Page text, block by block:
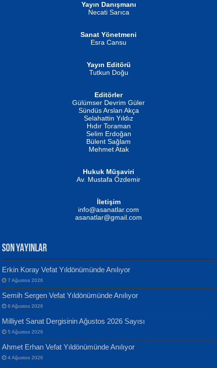
İSMAİL OKUTAN
Erkeklerin Kahrolması Ne Demektir
MUSTAFA KELOĞLU
Yarına İz Bırakmak...
Evvel Zaman Tanrıçası...
Yılmaz Ekinci
Geceye Söylenen...
Yayın Danışmanı
Necati Sarıca
Sanat Yönetmeni
Esra Cansu
Yayın Editörü
Tutkun Doğu
Editörler
Gülümser Devrim Güler
Sündüs Arslan Akça
Selahattin Yıldız
Hıdır Toraman
Selim Erdoğan
Bülent Sağlam
Mehmet Atak
Hukuk Müşaviri
Av. Mustafa Özdemir
İletişim
info@asanatlar.com
asanatlar@gmail.com
SON YAYINLAR
Erkin Koray Vefat Yıldönümünde Anılıyor
7 Ağustos 2026
Semih Sergen Vefat Yıldönümünde Anılıyor
6 Ağustos 2026
Milliyet Sanat Dergisinin Ağustos 2026 Sayısı
5 Ağustos 2026
Ahmet Erhan Vefat Yıldönümünde Anılıyor
4 Ağustos 2026